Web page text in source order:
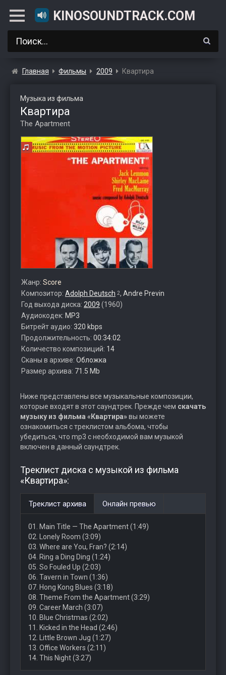
KINOSOUNDTRACK.COM
Главная Фильмы 2009 Квартира
Музыка из фильма
Квартира
The Apartment
Жанр: Score
Композитор: Adolph Deutsch 2, Andre Previn
Год выхода диска: 2009 (1960)
Аудиокодек: MP3
Битрейт аудио: 320 kbps
Продолжительность: 00:34:02
Количество композиций: 14
Сканы в архиве: Обложка
Размер архива: 71.5 Mb
Ниже представлены все музыкальные композиции,
которые входят в этот саундтрек. Прежде чем скачать
музыку из фильма «Квартира»вы можете
ознакомиться с треклистом альбома, чтобы
убедиться, что mp3 с необходимой вам музыкой
включен в данный саундтрек.
Треклист диска с музыкой из фильма
«Квартира»:
Треклист архива Онлайн превью
01. Main Title — The Apartment (1:49)
02. Lonely Room (3:09)
03. Where are You, Fran? (2:14)
04. Ring a Ding Ding (1:24)
05. So Fouled Up (2:03)
06. Tavern in Town (1:36)
07. Hong Kong Blues (3:18)
08. Theme From the Apartment (3:29)
09. Career March (3:07)
10. Blue Christmas (2:02)
11. Kicked in the Head (2:46)
12. Little Brown Jug (1:27)
13. Office Workers (2:11)
14. This Night (3:27)